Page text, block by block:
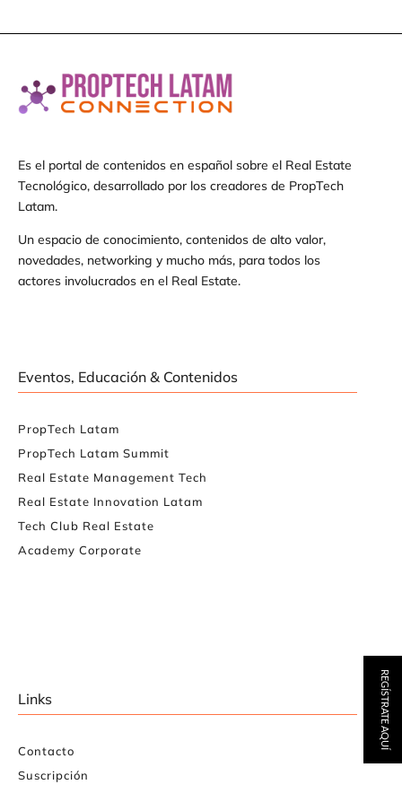
Es el portal de contenidos en español sobre el Real Estate
Tecnológico, desarrollado por los creadores de PropTech
Latam.
Un espacio de conocimiento, contenidos de alto valor,
novedades, networking y mucho más, para todos los
actores involucrados en el Real Estate.
Eventos, Educación & Contenidos
PropTech Latam
PropTech Latam Summit
Real Estate Management Tech
Real Estate Innovation Latam
Tech Club Real Estate
Academy Corporate
Links
Contacto
Suscripción
REGÍSTRATE AQUÍ